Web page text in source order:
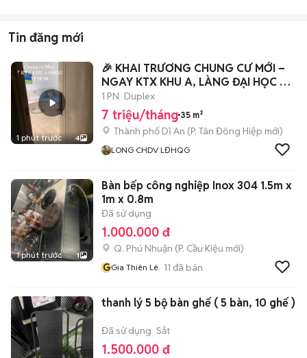
Tin đăng mới
1 phút trước 4
🎉 KHAI TRƯƠNG CHUNG CƯ MỚI –
NGAY KTX KHU A, LÀNG ĐẠI HỌC 🎉
📍 Tân Lập
1 PN Duplex
7 triệu/tháng 35 m²
Thành phố Dĩ An (P. Tân Đông Hiệp mới)
LONG CHDV LĐHQG
1 phút trước 1
Bàn bếp công nghiệp Inox 304 1.5m x
1m x 0.8m
Đã sử dụng
1.000.000 đ
Q. Phú Nhuận (P. Cầu Kiệu mới)
GGia Thiên Lê 11 đã bán
thanh lý 5 bộ bàn ghế ( 5 bàn, 10 ghế )
Đã sử dụng Sắt
1.500.000 đ